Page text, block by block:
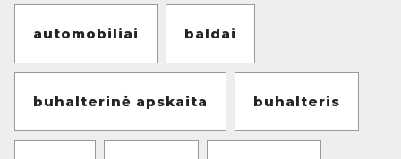
automobiliai baldai
buhalterinė apskaita buhalteris